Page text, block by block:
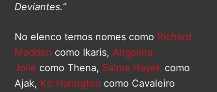
Deviantes.”
No elenco temos nomes como Richard
Madden como Ikaris, Angelina
Jolie como Thena, Salma Hayek como
Ajak, Kit Harington como Cavaleiro